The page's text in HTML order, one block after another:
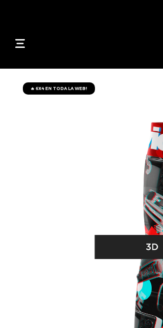
🔥 6X4 EN TODA LA WEB!